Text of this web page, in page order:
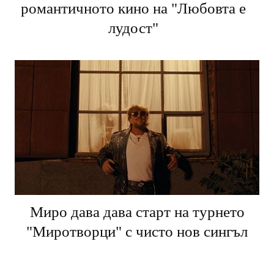
романтичното кино на "Любовта е
лудост"
Миро дава дава старт на турнето
"Миротворци" с чисто нов сингъл